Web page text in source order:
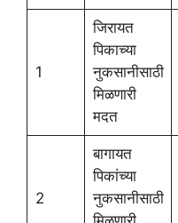
1
जिरायत
पिकाच्या
नुकसानीसाठी
मिळणारी
मदत
2
बागायत
पिकांच्या
नुकसानीसाठी